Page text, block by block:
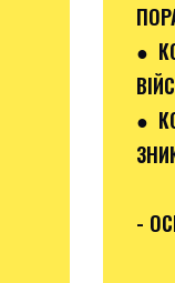
●
●
-